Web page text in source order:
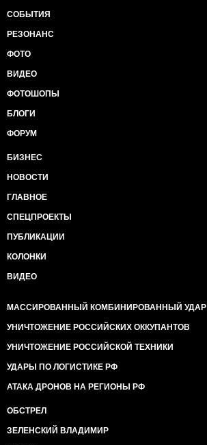
СОБЫТИЯ
РЕЗОНАНС
ФОТО
ВИДЕО
ФОТОШОПЫ
БЛОГИ
ФОРУМ
БИЗНЕС
НОВОСТИ
ГЛАВНОЕ
СПЕЦПРОЕКТЫ
ПУБЛИКАЦИИ
КОЛОНКИ
ВИДЕО
МАССИРОВАННЫЙ КОМБИНИРОВАННЫЙ УДАР
УНИЧТОЖЕНИЕ РОССИЙСКИХ ОККУПАНТОВ
УНИЧТОЖЕНИЕ РОССИЙСКОЙ ТЕХНИКИ
УДАРЫ ПО ЛОГИСТИКЕ РФ
АТАКА ДРОНОВ НА РЕГИОНЫ РФ
ОБСТРЕЛ
ЗЕЛЕНСКИЙ ВЛАДИМИР